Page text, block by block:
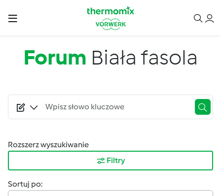
Forum Biała fasola
Rozszerz wyszukiwanie
Filtry
Sortuj po: